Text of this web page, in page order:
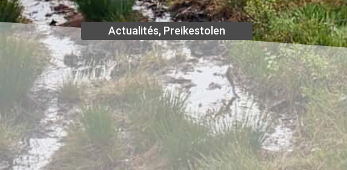
Actualités, Preikestolen